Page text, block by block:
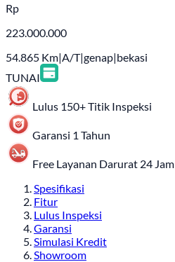
Rp
223.000.000
54.865 Km|A/T|genap|bekasi
TUNAI
Lulus 150+ Titik Inspeksi
Garansi 1 Tahun
Free Layanan Darurat 24 Jam
Spesifikasi
Fitur
Lulus Inspeksi
Garansi
Simulasi Kredit
Showroom